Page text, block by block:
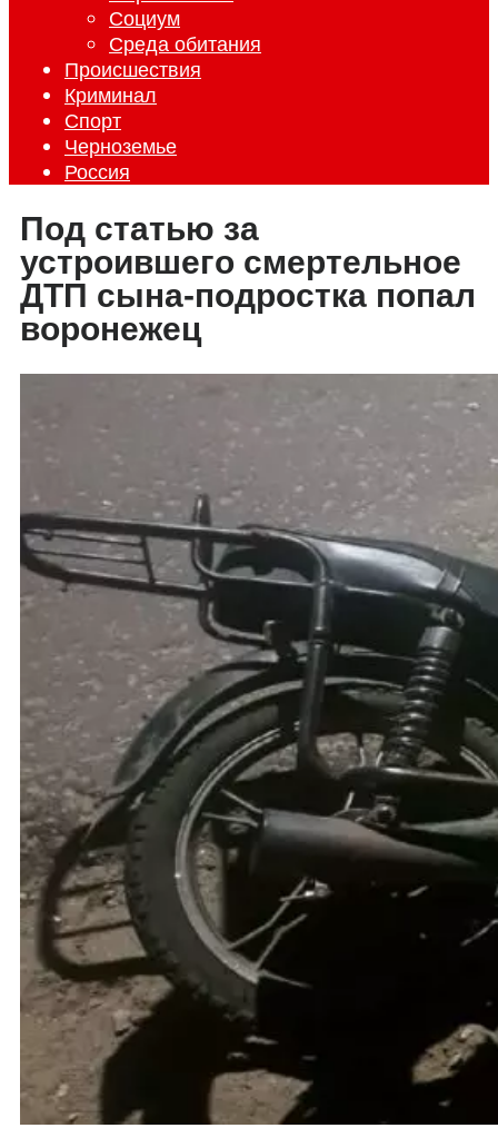
Социум
Среда обитания
Происшествия
Криминал
Спорт
Черноземье
Россия
Под статью за
устроившего смертельное
ДТП сына-подростка попал
воронежец